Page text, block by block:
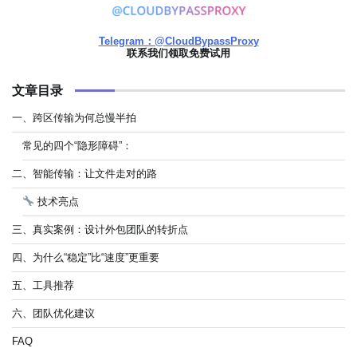
Telegram：@CloudBypassProxy
联系我们领取免费试用
文章目录
一、跨区传输为何总慢半拍
常见的四个“隐形障碍”：
二、智能传输：让文件走对的路
技术亮点
三、真实案例：设计外包团队的转折点
四、为什么“稳定”比“速度”更重要
五、工具推荐
六、团队优化建议
FAQ